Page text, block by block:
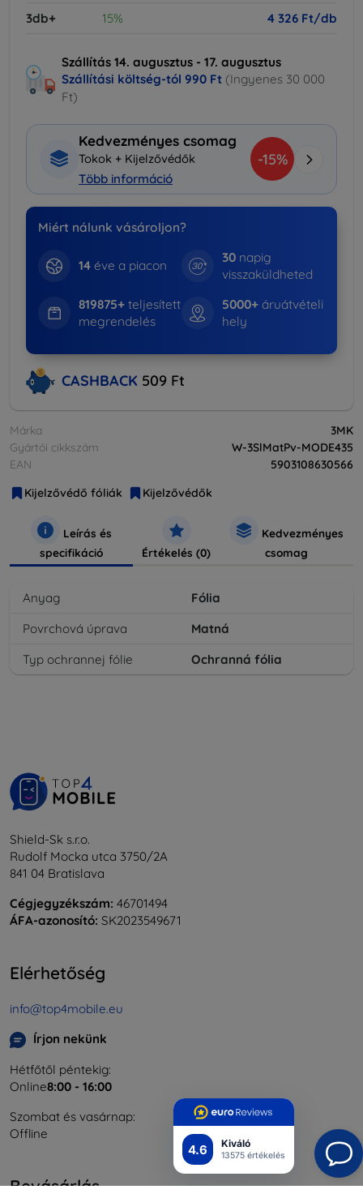
4.6 Kiváló
13575 értékelés
3db+ 15% 4 326 Ft/db
Szállítás 14. augusztus - 17. augusztus
Szállítási költség-tól 990 Ft (Ingyenes 30 000
Ft)
Kedvezményes csomag
Tokok + Kijelzővédők
Több információ
-15%
Miért nálunk vásároljon?
14éve a piacon
30 napig
visszaküldheted
819875+teljesített
megrendelés
5000+ áruátvételi
hely
CASHBACK 509 Ft
Márka
3MK
Gyártói cikkszám
W-3SlMatPv-MODE435
EAN
5903108630566
Kijelzővédő fóliák
Kijelzővédők
Leírás és
specifikáció
Értékelés (0)
Kedvezményes
csomag
Anyag
Fólia
Povrchová úprava
Matná
Typ ochrannej fólie
Ochranná fólia
Shield-Sk s.r.o.
Rudolf Mocka utca 3750/2A
841 04 Bratislava
Cégjegyzékszám: 46701494
ÁFA-azonosító: SK2023549671
Elérhetőség
info@top4mobile.eu
Írjon nekünk
Hétfőtől péntekig:
Online8:00 - 16:00
Szombat és vasárnap:
Offline
Bevásárlás